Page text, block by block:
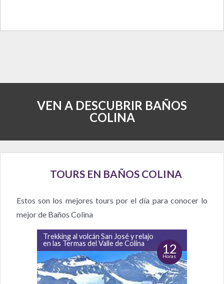
VEN A DESCUBRIR BAÑOS
COLINA
TOURS EN BAÑOS COLINA
Estos son los mejores tours por el día para conocer lo
mejor de Baños Colina
Trekking al volcán San José y relajo
en las Termas del Valle de Colina
12
Horas